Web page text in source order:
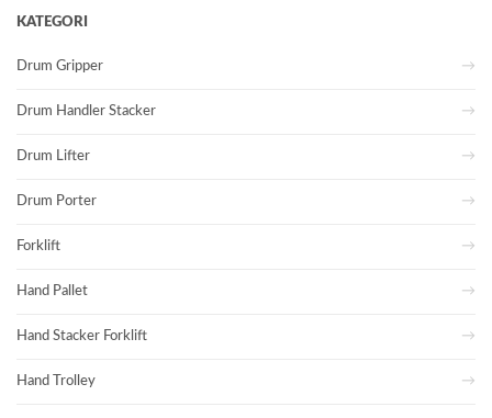
KATEGORI
Drum Gripper
Drum Handler Stacker
Drum Lifter
Drum Porter
Forklift
Hand Pallet
Hand Stacker Forklift
Hand Trolley